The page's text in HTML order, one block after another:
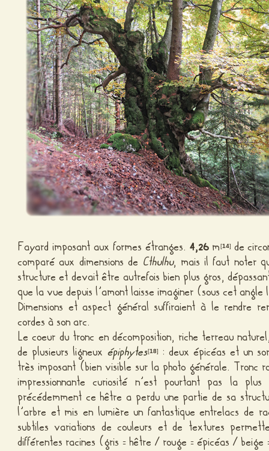
Fayard imposant aux formes étranges. 4,26m[14] de
comparé aux dimensions de Cthulhu, mais il faut noter
structure et devait être autrefois bien plus gros,
que la vue depuis l’amont laisse imaginer (sous cet
Dimensions et aspect général suffiraient à le rendre
cordes à son arc.
Le coeur du tronc en décomposition, riche terreau
de plusieurs ligneux épiphytes[18]
: deux épicéas et un
très imposant (bien visible sur la photo générale. Tronc
impressionnante curiosité n’est pourtant pas la
précédemment ce hêtre a perdu une partie de sa
l’arbre et mis en lumière un fantastique entrelacs de
subtiles variations de couleurs et de textures
différentes racines (gris = hêtre / rouge = épicéas / beige